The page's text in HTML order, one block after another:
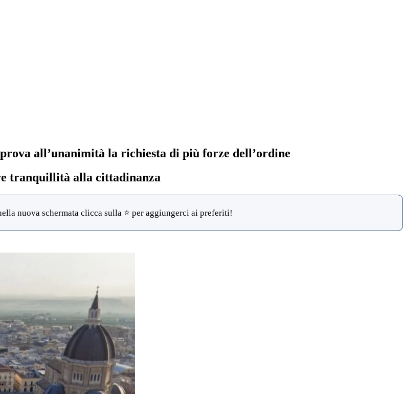
all’unanimità la richiesta di più forze dell’ordine
tranquillità alla cittadinanza
nuova schermata clicca sulla ⭐ per aggiungerci ai preferiti!